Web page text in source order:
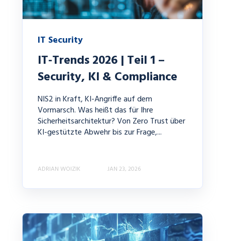
IT Security
IT-Trends 2026 | Teil 1 –
Security, KI & Compliance
NIS2 in Kraft, KI-Angriffe auf dem
Vormarsch. Was heißt das für Ihre
Sicherheitsarchitektur? Von Zero Trust über
KI-gestützte Abwehr bis zur Frage,...
ADRIAN WOIZIK JAN 23, 2026